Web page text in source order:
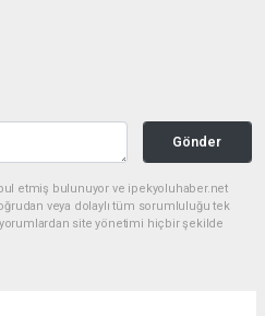
Gönder
etmiş bulunuyor ve ipekyoluhaber.net
veya dolaylı tüm sorumluluğu tek
yorumlardan site yönetimi hiçbir şekilde